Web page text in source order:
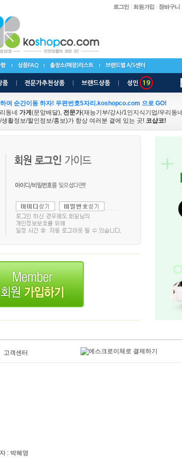
여 순간이동 하자! 우편번호5자리.koshopco.com 으로 GO!
동네 가게 (문앞배달), 전문가(재능기부/강사/1인지식기업/우리동네
활정보/할인정보/홍보)가 항상 여러분 곁에 있는 곳! 코샵코!
고객센터
: 박혜영